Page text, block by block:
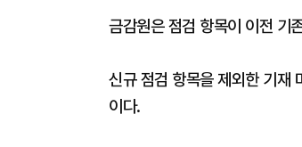
금감원은 점검 항목이 이전 기
신규 점검 항목을 제외한 기
이다.